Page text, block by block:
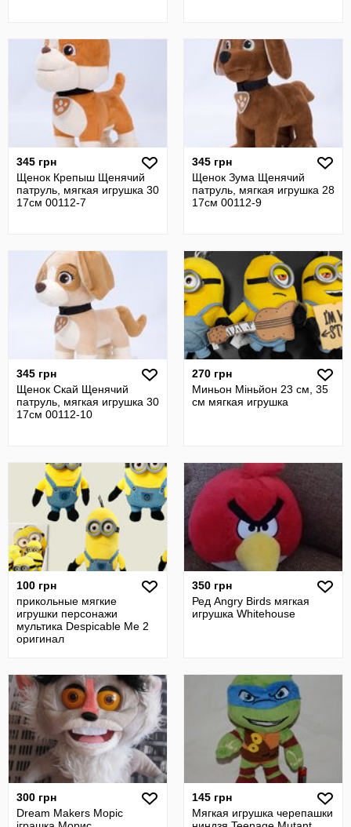
345 грн
Щенок Крепыш Щенячий
патруль, мягкая игрушка 30
17см 00112-7
345 грн
Щенок Зума Щенячий
патруль, мягкая игрушка 28
17см 00112-9
345 грн
Щенок Скай Щенячий
патруль, мягкая игрушка 30
17см 00112-10
270 грн
Миньон Міньйон 23 см, 35
см мягкая игрушка
100 грн
прикольные мягкие
игрушки персонажи
мультика Despicable Me 2
оригинал
350 грн
Ред Angry Birds мягкая
игрушка Whitehouse
300 грн
Dream Makers Моріс
145 грн
Мягкая игрушка черепашки